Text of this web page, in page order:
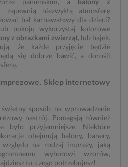
panieńskim, a balony z
zapewnią niezwykłą atmosferę
bal karnawałowy dla dzieci?
pokoju wykorzystaj kolorowe
z obrazkami zwierząt, lub bajek.
że każde przyjęcie będzie
się dobrze bawić, a dorośli
Sklep internetowy
sposób na wprowadzenie
nastrój. Pomagają również
było przyjemniejsze. Niektóre
obejmują balony, banery,
na rodzaj imprezy, jaką
wyborowi wzorów,
to, czego potrzebujesz!